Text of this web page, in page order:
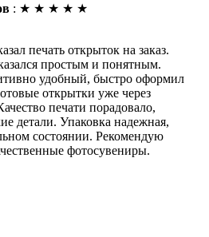
: ★ ★ ★ ★ ★
печать открыток на заказ.
простым и понятным.
удобный, быстро оформил
открытки уже через
печати порадовало,
детали. Упаковка надежная,
состоянии. Рекомендую
фотосувениры.